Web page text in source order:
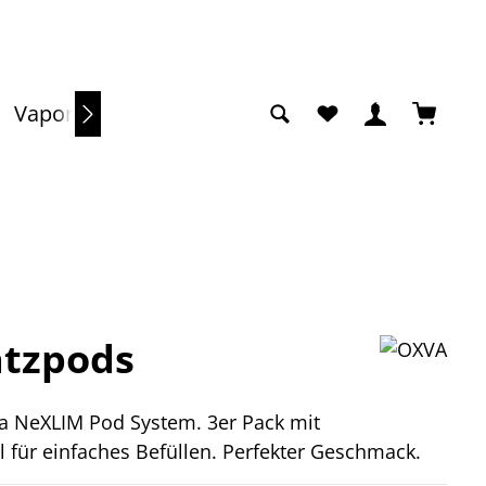
Vaporizer Du hast 0 Produkte
Pod System. 3er Pack mit
einfaches Befüllen. Perfekter Geschmack.